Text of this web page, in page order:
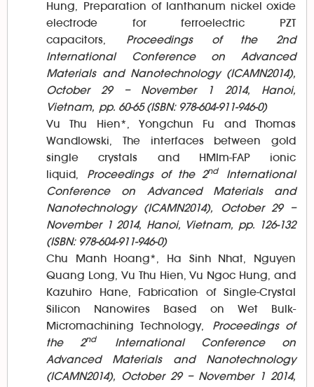
Hung, Preparation of lanthanum nickel oxide
electrode for ferroelectric PZT
capacitors, Proceedings of the 2nd
International Conference on Advanced
Materials and Nanotechnology (ICAMN2014),
October 29 – November 1 2014, Hanoi,
Vietnam, pp. 60-65 (ISBN: 978-604-911-946-0)
Vu Thu Hien*, Yongchun Fu and Thomas
Wandlowski, The interfaces between gold
single crystals and HMIm-FAP ionic
liquid, Proceedings of the 2ndInternational
Conference on Advanced Materials and
Nanotechnology (ICAMN2014), October 29 –
November 1 2014, Hanoi, Vietnam, pp. 126-132
(ISBN: 978-604-911-946-0)
Chu Manh Hoang*, Ha Sinh Nhat, Nguyen
Quang Long, Vu Thu Hien, Vu Ngoc Hung, and
Kazuhiro Hane, Fabrication of Single-Crystal
Silicon Nanowires Based on Wet Bulk-
Micromachining Technology, Proceedings of
the 2ndInternational Conference on
Advanced Materials and Nanotechnology
(ICAMN2014), October 29 – November 1 2014,